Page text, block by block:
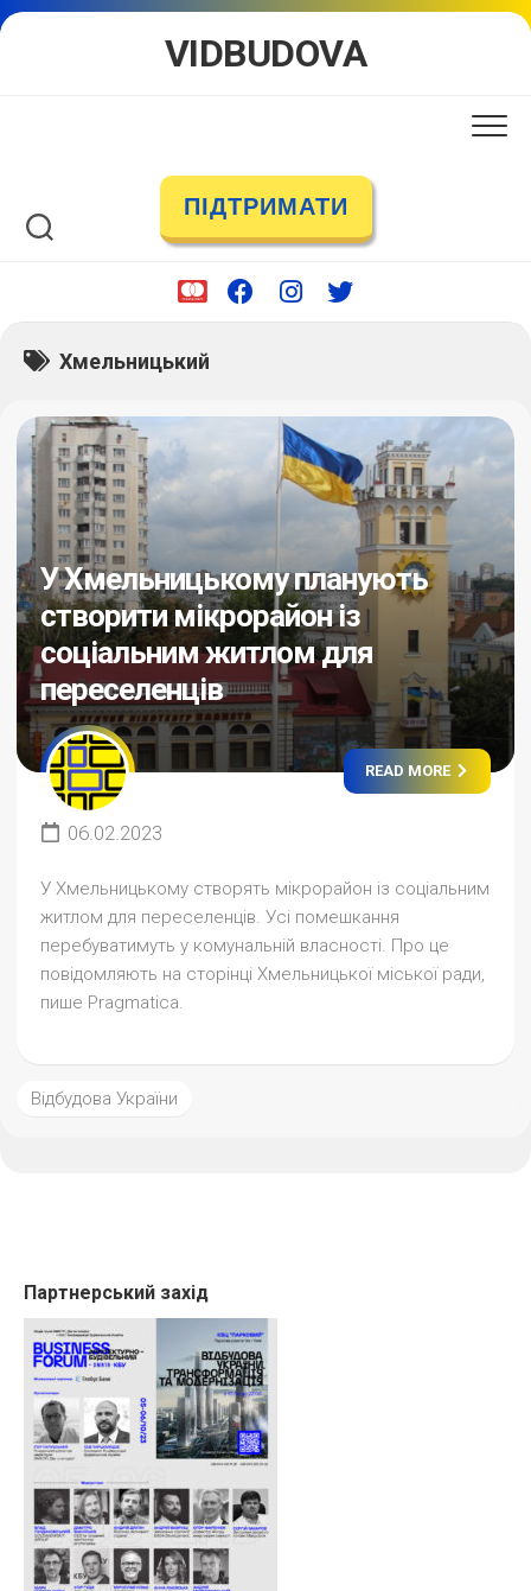
Skip
VIDBUDOVA
ПІДТРИМАТИ
Хмельницький
У Хмельницькому планують
створити мікрорайон із
соціальним житлом для
переселенців
READ MORE
06.02.2023
У Хмельницькому створять мікрорайон із соціальним
житлом для переселенців. Усі помешкання
перебуватимуть у комунальній власності. Про це
повідомляють на сторінці Хмельницької міської ради,
пише Pragmatica.
Відбудова України
Партнерський захід